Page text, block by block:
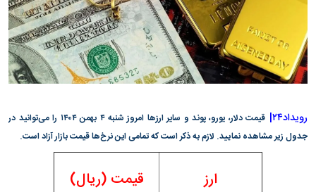
رویداد۲۴|
قیمت دلار، یورو، پوند و سایر ارز‌ها امروز شنبه ۴ بهمن ۱۴۰۴ را می‌توانید در
جدول زیر مشاهده نمایید. لازم به ذکر است که تمامی این نرخ‌ها قیمت بازار آزاد است.
ارز قیمت (ریال)